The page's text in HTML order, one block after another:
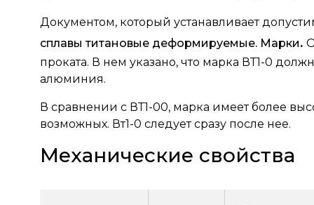
Документом, который устанавливает
сплавы титановые деформируемые. Марки.
проката. В нем указано, что марка ВТ1-0
алюминия.
В сравнении с ВТ1-00, марка имеет более
возможных. Вт1-0 следует сразу после нее.
Механические свойства